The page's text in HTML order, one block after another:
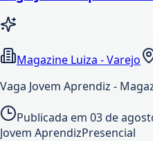
Magazine Luiza - Varejo
Vaga Jovem Aprendiz -
Publicada em 03 de
Jovem AprendizPresencial